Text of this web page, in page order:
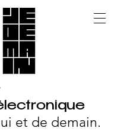
et de demain.